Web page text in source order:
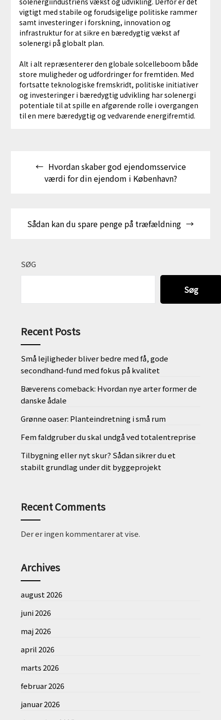
vigtigt med stabile og forudsigelige politiske rammer
samt investeringer i forskning, innovation og
infrastruktur for at sikre en bæredygtig vækst af
solenergi på globalt plan.
Alt i alt repræsenterer den globale solcelleboom både
store muligheder og udfordringer for fremtiden. Med
fortsatte teknologiske fremskridt, politiske initiativer
og investeringer i bæredygtig udvikling har solenergi
potentiale til at spille en afgørende rolle i overgangen
til en mere bæredygtig og vedvarende energifremtid.
Hvordan skaber god ejendomsservice
værdi for din ejendom i København?
Sådan kan du spare penge på træfældning
SØG
Søg
Recent Posts
Små lejligheder bliver bedre med få, gode
secondhand-fund med fokus på kvalitet
Bæverens comeback: Hvordan nye arter former de
danske ådale
Grønne oaser: Planteindretning i små rum
Fem faldgruber du skal undgå ved totalentreprise
Tilbygning eller nyt skur? Sådan sikrer du et
stabilt grundlag under dit byggeprojekt
Recent Comments
Der er ingen kommentarer at vise.
Archives
august 2026
juni 2026
maj 2026
april 2026
marts 2026
februar 2026
januar 2026